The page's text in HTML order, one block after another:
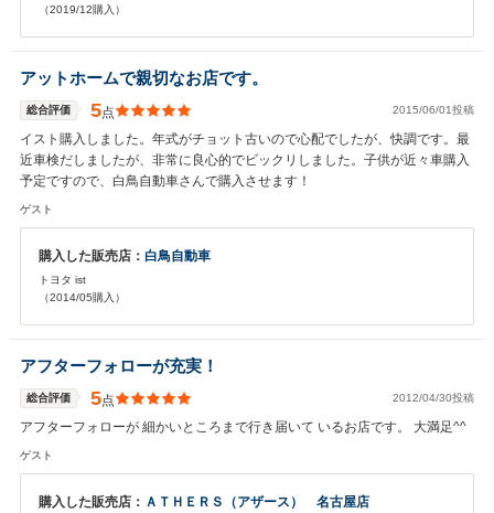
（2019/12購入）
アットホームで親切なお店です。
総合評価 5点 2015/06/01投稿
イスト購入しました。年式がチョット古いので心配でしたが、快調です。最
近車検だしましたが、非常に良心的でビックリしました。子供が近々車購入
予定ですので、白鳥自動車さんで購入させます！
ゲスト
購入した販売店： 白鳥自動車
トヨタ ist
（2014/05購入）
アフターフォローが充実！
総合評価 5点 2012/04/30投稿
アフターフォローが 細かいところまで行き届いて いるお店です。 大満足^^
ゲスト
購入した販売店： ＡＴＨＥＲＳ（アザース） 名古屋店